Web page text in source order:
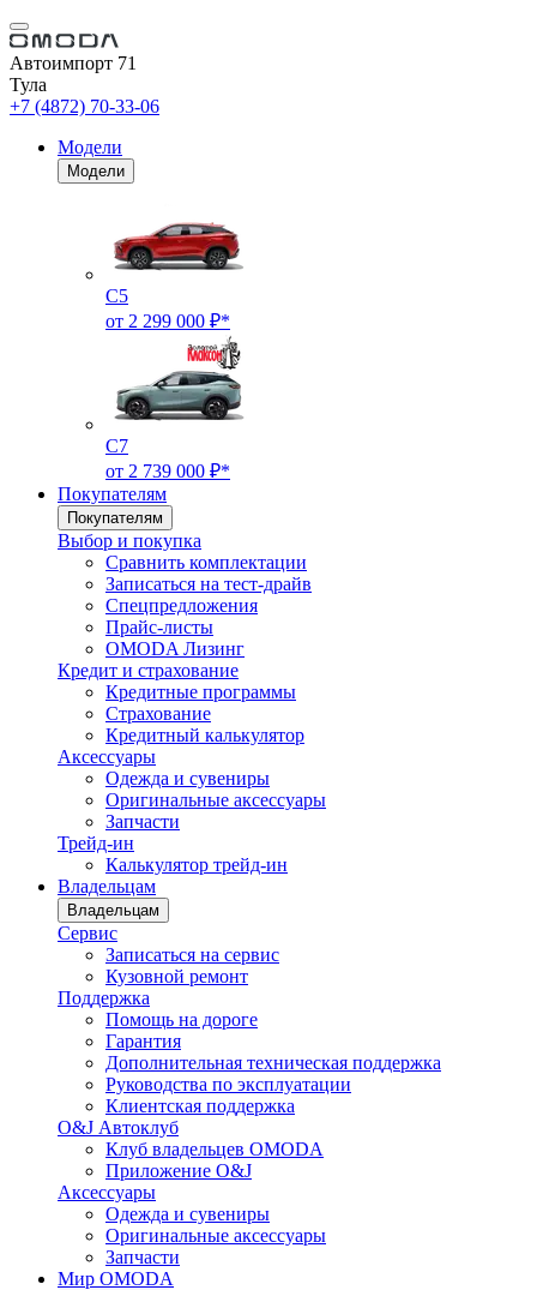
Автоимпорт 71
Тула
+7 (4872) 70-33-06
Модели
Модели
C5
от 2 299 000 ₽*
C7
от 2 739 000 ₽*
Покупателям
Покупателям
Выбор и покупка
Сравнить комплектации
Записаться на тест-драйв
Cпецпредложения
Прайс-листы
OMODA Лизинг
Кредит и страхование
Кредитные программы
Страхование
Кредитный калькулятор
Аксессуары
Одежда и сувениры
Оригинальные аксессуары
Запчасти
Трейд-ин
Калькулятор трейд-ин
Владельцам
Владельцам
Сервис
Записаться на сервис
Кузовной ремонт
Поддержка
Помощь на дороге
Гарантия
Дополнительная техническая поддержка
Руководства по эксплуатации
Клиентская поддержка
O&J Автоклуб
Клуб владельцев OMODA
Приложение O&J
Аксессуары
Одежда и сувениры
Оригинальные аксессуары
Запчасти
Мир OMODA